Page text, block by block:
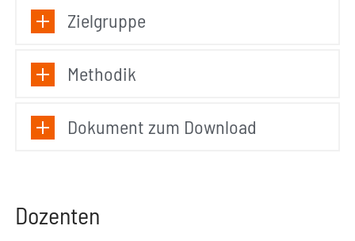
Zielgruppe
Methodik
Dokument zum Download
Dozenten